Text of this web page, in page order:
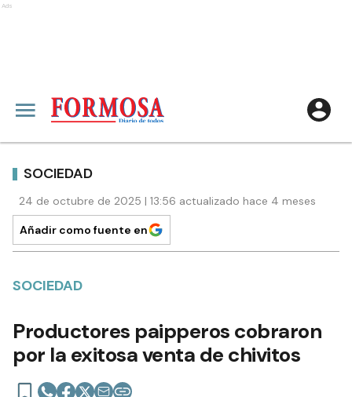
Ads
SOCIEDAD
24 de octubre de 2025 | 13:56 actualizado hace 4 meses
Añadir como fuente en
SOCIEDAD
Productores paipperos cobraron
por la exitosa venta de chivitos